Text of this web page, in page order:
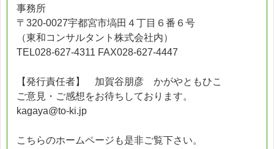
事務所
〒320-0027宇都宮市塙田４丁目６番６号
（東和コンサルタント株式会社内）
TEL028-627-4311 FAX028-627-4447
【発行責任者】 加賀谷朋彦 かがやともひこ
ご意見・ご感想をお待ちしております。
kagaya@to-ki.jp
こちらのホームページも是非ご覧下さい。